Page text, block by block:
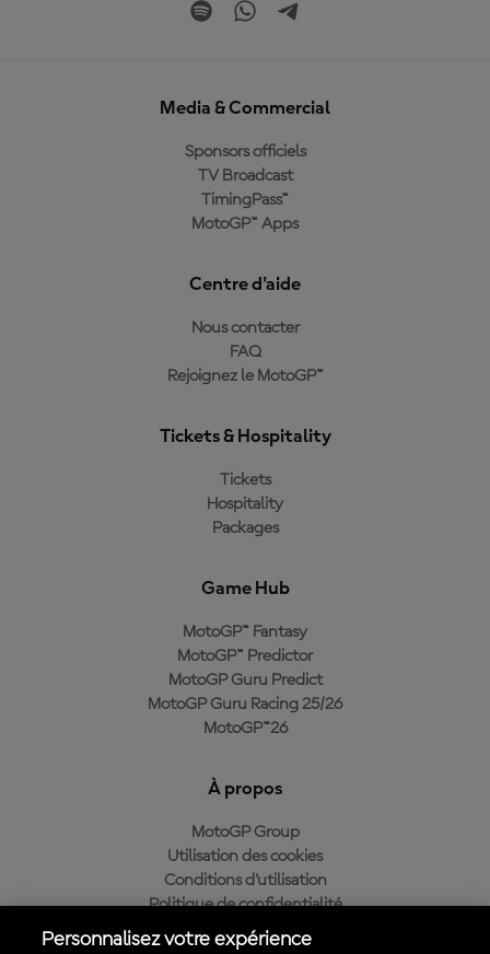
Media & Commercial
Sponsors officiels
TV Broadcast
TimingPass™
MotoGP™ Apps
Centre d'aide
Nous contacter
FAQ
Rejoignez le MotoGP™
Tickets & Hospitality
Tickets
Hospitality
Packages
Game Hub
MotoGP™ Fantasy
MotoGP™ Predictor
MotoGP Guru Predict
MotoGP Guru Racing 25/26
MotoGP™26
À propos
MotoGP Group
Utilisation des cookies
Conditions d'utilisation
Politique de confidentialité
Politique d’achat
Personnalisez votre expérience